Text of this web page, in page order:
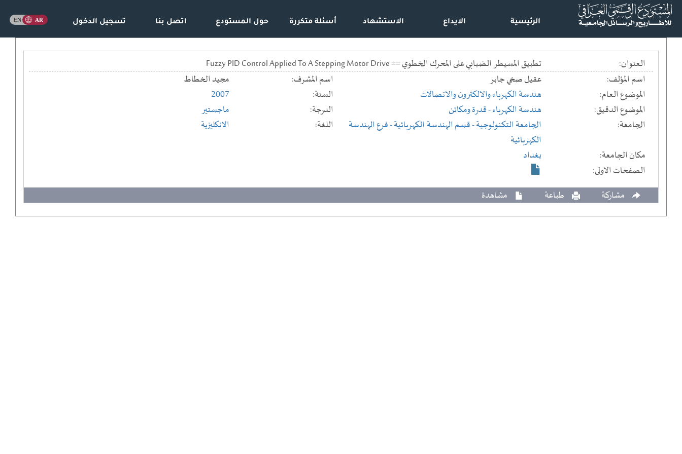
الرئيسية الايداع الاستشهاد أسئلة متكررة حول المستودع اتصل بنا تسجيل الدخول
العنوان:
تطبيق المسيطر الضبابي على المحرك الخطوي == Fuzzy PID Control Applied To A Stepping Motor Drive
اسم المؤلف:
عقيل صخي جابر اسم المشرف:
مجيد الخطاط
الموضوع العام:
هندسة الكهرباء والالكترون والاتصالات السنة:
2007
الموضوع الدقيق:
هندسة الكهرباء - قدرة ومكائن الدرجة:
ماجستير
الجامعة:
الجامعة التكنولوجية- قسم الهندسة الكهربائية- فرع الهندسة
الكهربائية
اللغة:
الانكليزية
مكان الجامعة:
بغداد
الصفحات الاولى:
مشاركة
طباعة مشاهدة